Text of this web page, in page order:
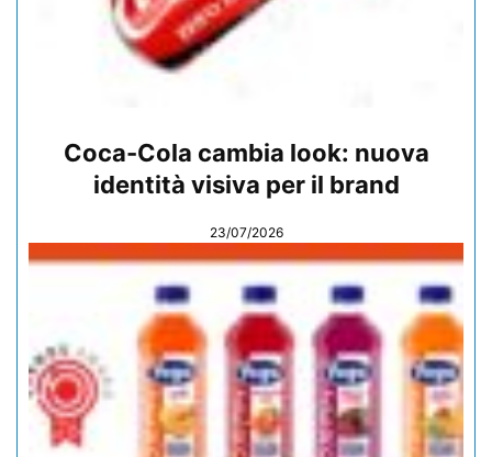
Coca-Cola cambia look: nuova
identità visiva per il brand
23/07/2026